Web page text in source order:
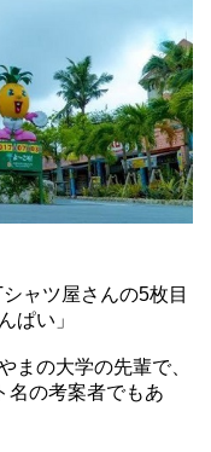
ャツ屋さんの5枚目
ぱい」
まの大学の先輩で、
名の考案者でもあ